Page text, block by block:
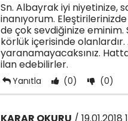
Sn. Albayrak iyi niyetinize,
inanıyorum.
de çok sevdiğinize eminim.
körlük içerisinde
yaranamayacaksınız.
ilan edebilirler.
Yanıtla (0) (0)